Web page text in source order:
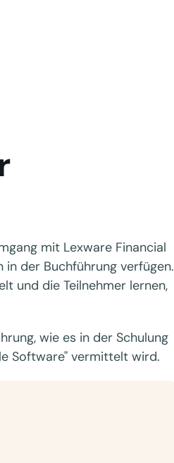
mit Lexware Financial
der Buchführung verfügen.
und die Teilnehmer lernen,
wie es in der Schulung
Software" vermittelt wird.